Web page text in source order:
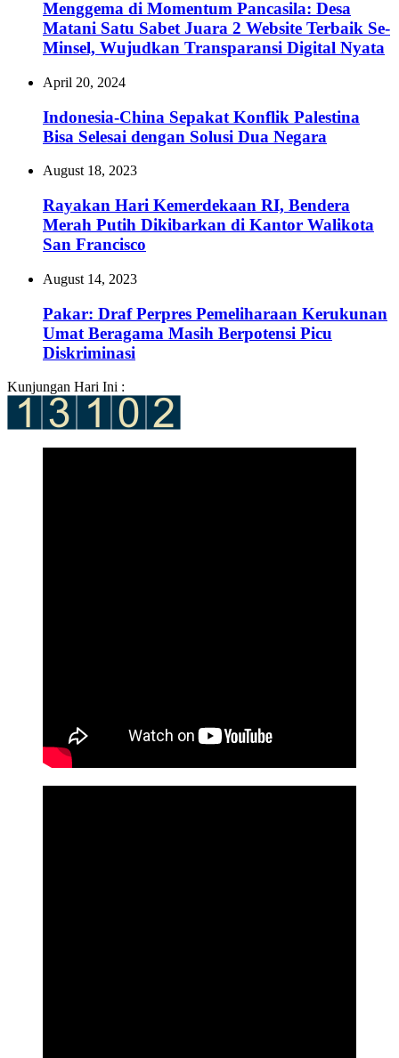
Menggema di Momentum Pancasila: Desa
Matani Satu Sabet Juara 2 Website Terbaik Se-
Minsel, Wujudkan Transparansi Digital Nyata‎
April 20, 2024
Indonesia-China Sepakat Konflik Palestina
Bisa Selesai dengan Solusi Dua Negara
August 18, 2023
Rayakan Hari Kemerdekaan RI, Bendera
Merah Putih Dikibarkan di Kantor Walikota
San Francisco
August 14, 2023
Pakar: Draf Perpres Pemeliharaan Kerukunan
Umat Beragama Masih Berpotensi Picu
Diskriminasi
Kunjungan Hari Ini :